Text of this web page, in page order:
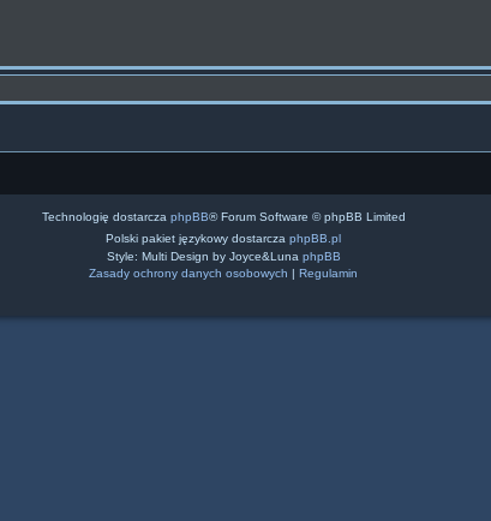
Technologię dostarcza phpBB® Forum Software © phpBB Limited
Polski pakiet językowy dostarcza phpBB.pl
Style: Multi Design by Joyce&Luna phpBB
Zasady ochrony danych osobowych | Regulamin